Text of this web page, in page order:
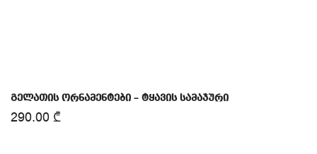
გელათის ორნამენტები – ტყავის სამაჯური
290.00 ₾